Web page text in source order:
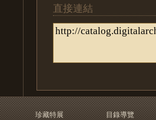
直接連結
珍藏特展
目錄導覽